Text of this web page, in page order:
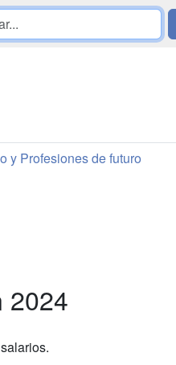
y Profesiones de futuro
2024